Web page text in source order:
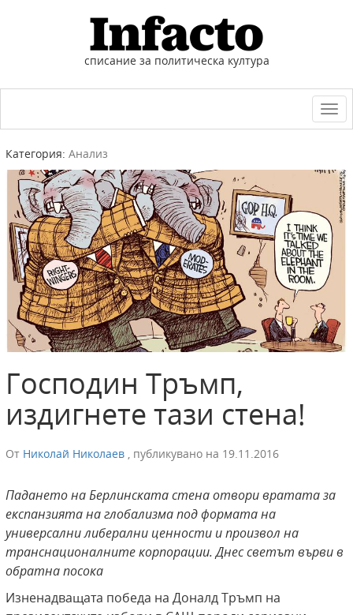
списание за политическа култура
Категория: Анализ
Господин Тръмп,
издигнете тази стена!
От Николай Николаев , публикувано на 19.11.2016
Падането на Берлинската стена отвори вратата за
експанзията на глобализма под формата на
универсални либерални ценности и произвол на
транснационалните корпорации. Днес светът върви в
обратна посока
Изненадващата победа на Доналд Тръмп на